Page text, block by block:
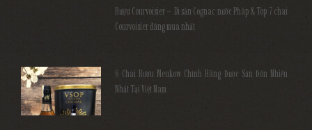
Rượu Courvoisier – Di sản Cognac nước Pháp & Top 7 chai
Courvoisier đáng mua nhất
6 Chai Rượu Meukow Chính Hãng Được Săn Đón Nhiều
Nhất Tại Việt Nam